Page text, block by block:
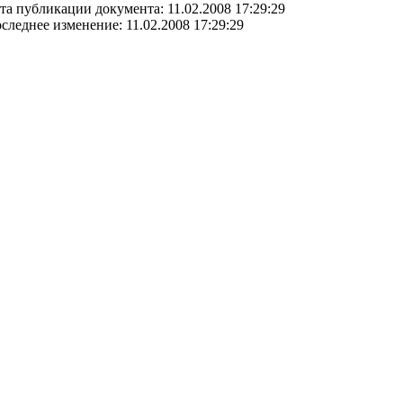
публикации документа: 11.02.2008 17:29:29
изменение: 11.02.2008 17:29:29